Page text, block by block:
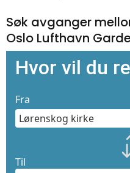
Søk avganger
Oslo Lufthavn
Hvor vil du
Fra
Til